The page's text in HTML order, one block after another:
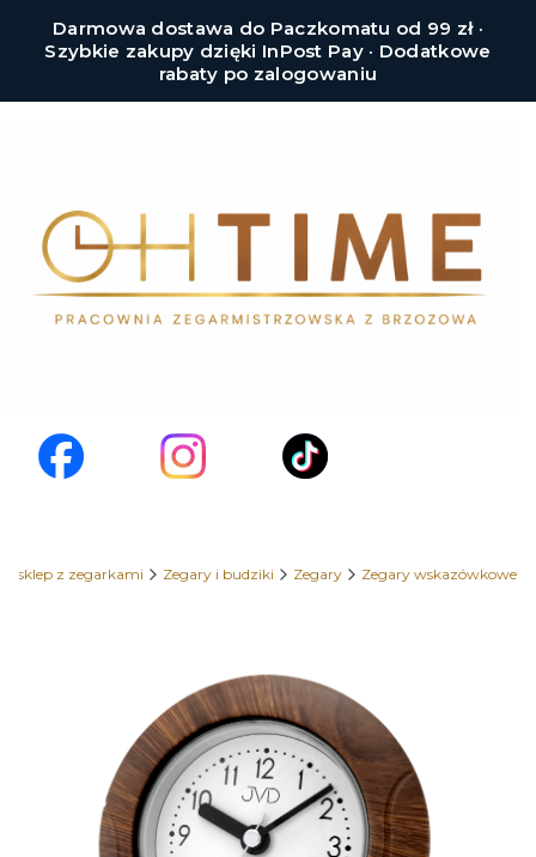
Darmowa dostawa do Paczkomatu od 99 zł ·
Szybkie zakupy dzięki InPost Pay · Dodatkowe
rabaty po zalogowaniu
sklep z zegarkami Zegary i budziki Zegary Zegary wskazówkowe